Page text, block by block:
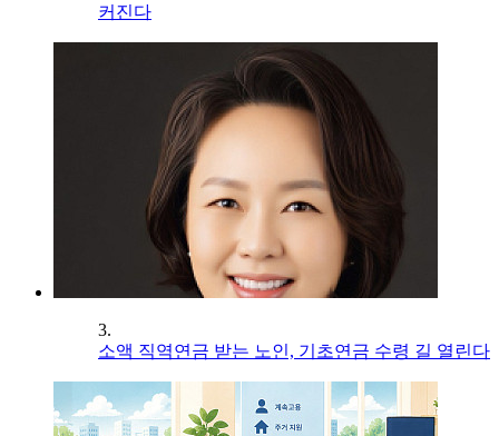
커진다
3.
소액 직역연금 받는 노인, 기초연금 수령 길 열린다